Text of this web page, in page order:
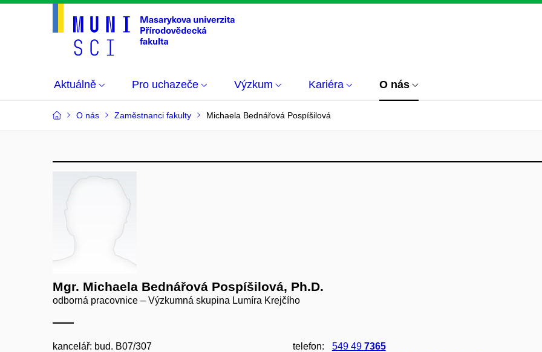
Aktuálně Pro uchazeče Výzkum Kariéra O nás
O nás Zaměstnanci fakulty Michaela Bednářová Pospíšilová
Mgr. Michaela Bednářová Pospíšilová, Ph.D.
odborná pracovnice – Výzkumná skupina Lumíra Krejčího
kancelář: bud. B07/307
telefon: 549 49 7365